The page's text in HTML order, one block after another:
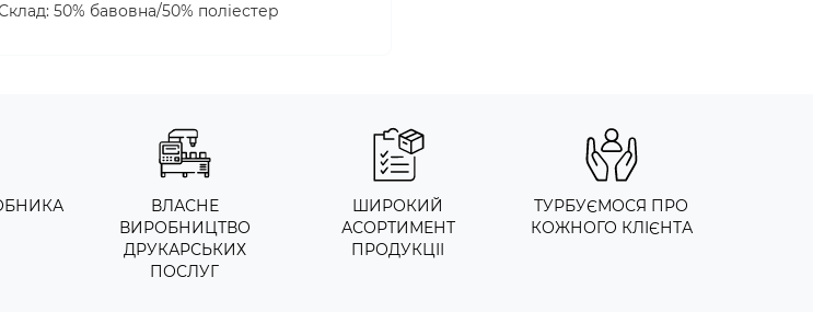
50% бавовна/50% поліестер
ВЛАСНЕ
ВИРОБНИЦТВО
ДРУКАРСЬКИХ
ПОСЛУГ
ШИРОКИЙ
АСОРТИМЕНТ
ПРОДУКЦІІ
ТУРБУЄМОСЯ ПРО
КОЖНОГО КЛІЄНТА